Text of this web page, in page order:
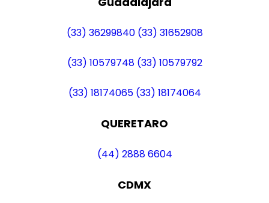
(33) 36299840 (33) 31652908
(33) 10579748 (33) 10579792
(33) 18174065 (33) 18174064
QUERETARO
(44) 2888 6604
CDMX